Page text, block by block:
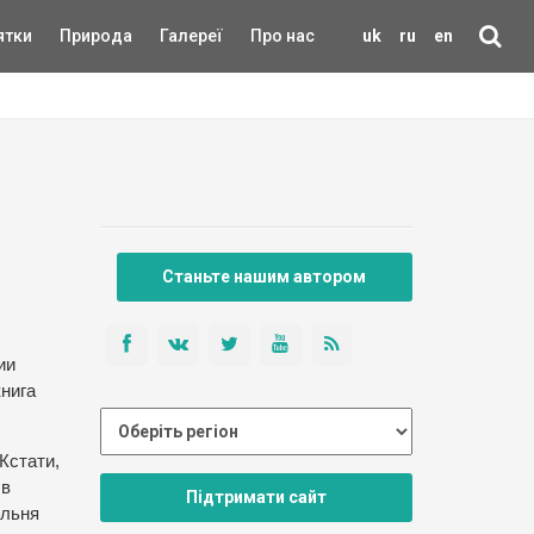
uk ru en
Природа Галереї Про нас
Станьте нашим автором
Підтримати сайт